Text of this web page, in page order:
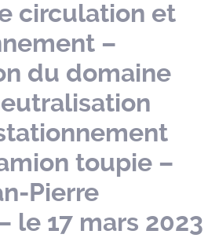
circulation et
–
du domaine
toupie –
Pierre
le 17 mars 2023